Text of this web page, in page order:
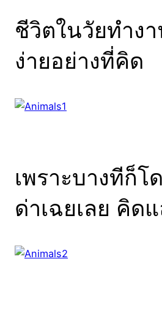
ชีวิตในวัยทำง
ง่ายอย่างที่คิด
เพราะบางทีก็โ
ด่าเฉยเลย คิด